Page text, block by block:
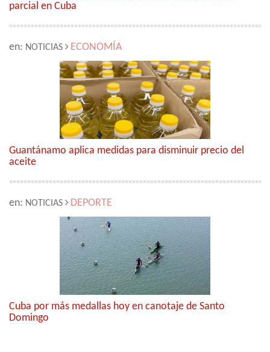
parcial en Cuba
en: NOTICIAS ECONOMÍA
Guantánamo aplica medidas para disminuir precio del
aceite
en: NOTICIAS DEPORTE
Cuba por más medallas hoy en canotaje de Santo
Domingo